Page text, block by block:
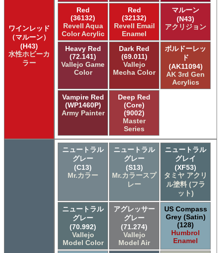
ワインレッド
（マルーン）
(H43)
水性ホビーカ
ラー
Red
(36132)
Revell Aqua
Color Acrylic
Red
(32132)
Revell Email
Enamel
マルーン
(N43)
アクリジョン
Heavy Red
(72.141)
Vallejo Game
Color
Dark Red
(69.011)
Vallejo
Mecha Color
ボルドーレッ
ド
(AK11094)
AK 3rd Gen
Acrylics
Vampire Red
(WP1460P)
Army Painter
Deep Red
(Core)
(9002)
Master
Series
ニュートラル
グレー
(C13)
Mr.カラー
ニュートラル
グレー
(S13)
Mr.カラースプ
レー
ニュートラル
グレイ
(XF53)
タミヤ アクリ
ル塗料 (フラ
ット)
ニュートラル
グレー
(70.992)
Vallejo
Model Color
アグレッサー
グレー
(71.274)
Vallejo
Model Air
US Compass
Grey (Satin)
(128)
Humbrol
Enamel